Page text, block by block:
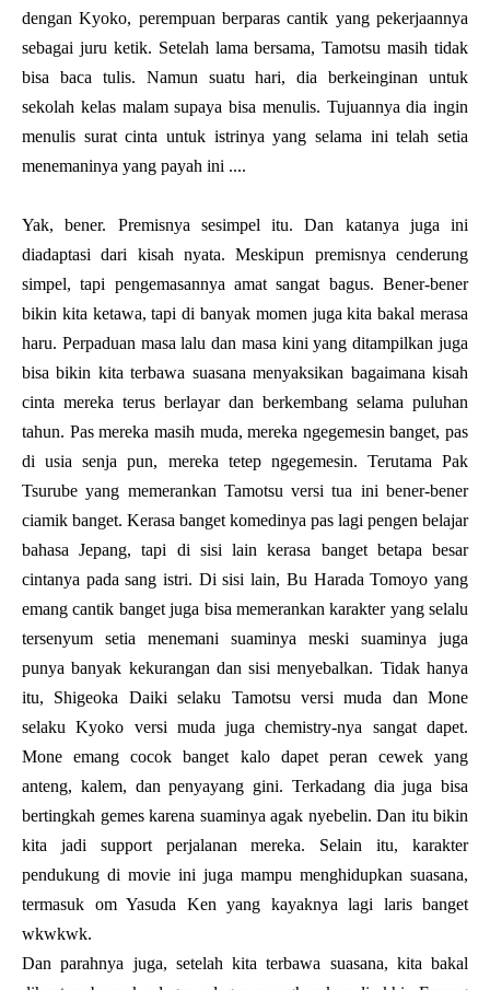
dengan Kyoko, perempuan berparas cantik yang pekerjaannya
sebagai juru ketik. Setelah lama bersama, Tamotsu masih tidak
bisa baca tulis. Namun suatu hari, dia berkeinginan untuk
sekolah kelas malam supaya bisa menulis. Tujuannya dia ingin
menulis surat cinta untuk istrinya yang selama ini telah setia
menemaninya yang payah ini ....
Yak, bener. Premisnya sesimpel itu. Dan katanya juga ini
diadaptasi dari kisah nyata. Meskipun premisnya cenderung
simpel, tapi pengemasannya amat sangat bagus. Bener-bener
bikin kita ketawa, tapi di banyak momen juga kita bakal merasa
haru. Perpaduan masa lalu dan masa kini yang ditampilkan juga
bisa bikin kita terbawa suasana menyaksikan bagaimana kisah
cinta mereka terus berlayar dan berkembang selama puluhan
tahun. Pas mereka masih muda, mereka ngegemesin banget, pas
di usia senja pun, mereka tetep ngegemesin. Terutama Pak
Tsurube yang memerankan Tamotsu versi tua ini bener-bener
ciamik banget. Kerasa banget komedinya pas lagi pengen belajar
bahasa Jepang, tapi di sisi lain kerasa banget betapa besar
cintanya pada sang istri. Di sisi lain, Bu Harada Tomoyo yang
emang cantik banget juga bisa memerankan karakter yang selalu
tersenyum setia menemani suaminya meski suaminya juga
punya banyak kekurangan dan sisi menyebalkan. Tidak hanya
itu, Shigeoka Daiki selaku Tamotsu versi muda dan Mone
selaku Kyoko versi muda juga chemistry-nya sangat dapet.
Mone emang cocok banget kalo dapet peran cewek yang
anteng, kalem, dan penyayang gini. Terkadang dia juga bisa
bertingkah gemes karena suaminya agak nyebelin. Dan itu bikin
kita jadi support perjalanan mereka. Selain itu, karakter
pendukung di movie ini juga mampu menghidupkan suasana,
termasuk om Yasuda Ken yang kayaknya lagi laris banget
wkwkwk.
Dan parahnya juga, setelah kita terbawa suasana, kita bakal